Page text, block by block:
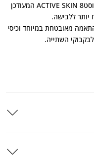
כדי להעלות את הריצה שלך לדרגה הבאה, ווסטACTIVE SKIN 8 המעודכן
יותר ללבישה.
מאובטחת במיוחד וכיסי
השתייה.